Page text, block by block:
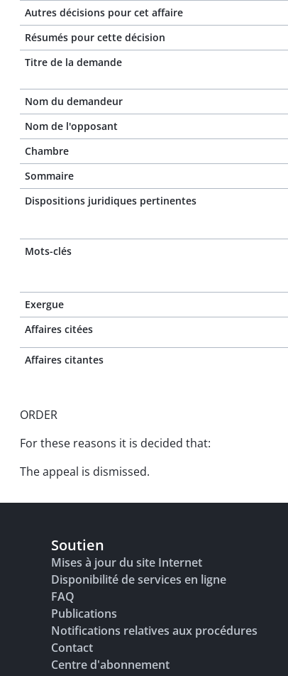
Autres décisions pour cet affaire
Résumés pour cette décision
Titre de la demande
Nom du demandeur
Nom de l'opposant
Chambre
Sommaire
Dispositions juridiques pertinentes
Mots-clés
Exergue
Affaires citées
Affaires citantes
ORDER
For these reasons it is decided that:
The appeal is dismissed.
Soutien
Mises à jour du site Internet
Disponibilité de services en ligne
FAQ
Publications
Notifications relatives aux procédures
Contact
Centre d'abonnement